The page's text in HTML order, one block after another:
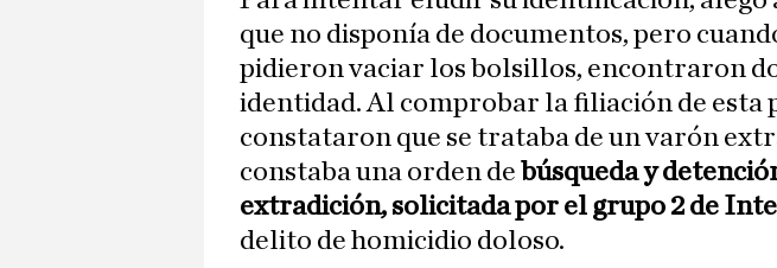
que no disponía de documentos, pero
pidieron vaciar los bolsillos, encontraron
identidad. Al comprobar la filiación de esta
constataron que se trataba de un varón
constaba una orden de búsqueda y
extradición, solicitada por el grupo 2 de
delito de homicidio doloso.